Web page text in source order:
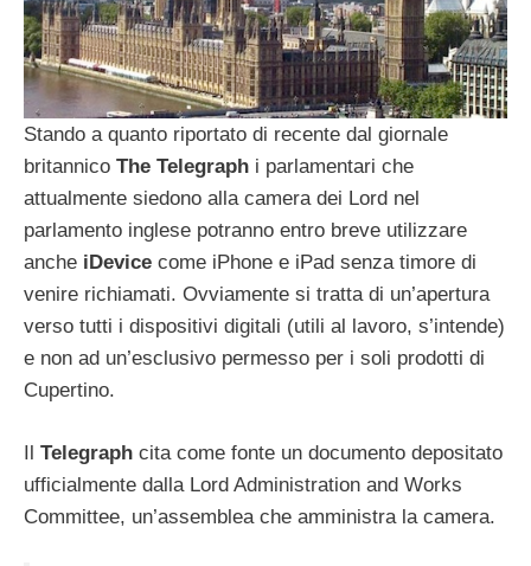
Stando a quanto riportato di recente dal giornale
britannico The Telegraph i parlamentari che
attualmente siedono alla camera dei Lord nel
parlamento inglese potranno entro breve utilizzare
anche iDevice come iPhone e iPad senza timore di
venire richiamati. Ovviamente si tratta di un’apertura
verso tutti i dispositivi digitali (utili al lavoro, s’intende)
e non ad un’esclusivo permesso per i soli prodotti di
Cupertino.
Il Telegraph cita come fonte un documento depositato
ufficialmente dalla Lord Administration and Works
Committee, un’assemblea che amministra la camera.